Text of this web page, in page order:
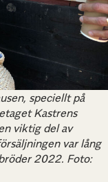
speciellt på
Kastrens
viktig del av
var lång
2022. Foto: